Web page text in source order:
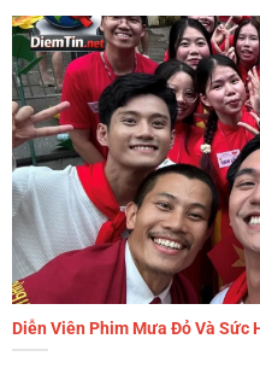
Diễn Viên Phim Mưa Đỏ Và Sức